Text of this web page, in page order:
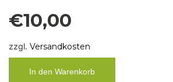
€10,00
zzgl. Versandkosten
In den Warenkorb